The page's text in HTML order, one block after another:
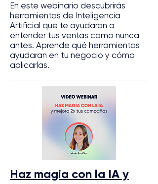
En este webinario descubrirás
herramientas de Inteligencia
Artificial que te ayudaran a
entender tus ventas como nunca
antes. Aprende qué herramientas
ayudaran en tu negocio y cómo
aplicarlas.
Haz magia con la IA y